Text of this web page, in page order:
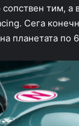
тим,
Сега
на планетата по